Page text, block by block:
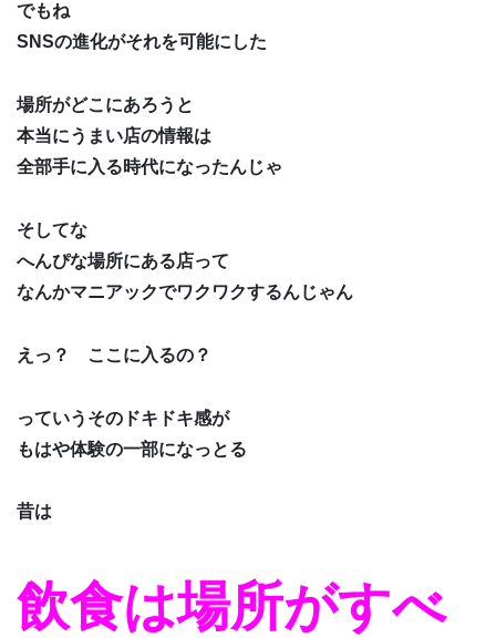
でもね
SNSの進化がそれを可能にした
場所がどこにあろうと
本当にうまい店の情報は
全部手に入る時代になったんじゃ
そしてな
へんぴな場所にある店って
なんかマニアックでワクワクするんじゃん
えっ？ ここに入るの？
っていうそのドキドキ感が
もはや体験の一部になっとる
昔は
飲食は場所がすべ